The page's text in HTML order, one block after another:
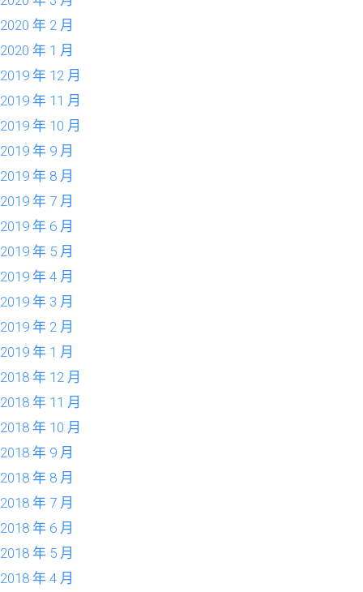
2020 年 2 月
2020 年 1 月
2019 年 12 月
2019 年 11 月
2019 年 10 月
2019 年 9 月
2019 年 8 月
2019 年 7 月
2019 年 6 月
2019 年 5 月
2019 年 4 月
2019 年 3 月
2019 年 2 月
2019 年 1 月
2018 年 12 月
2018 年 11 月
2018 年 10 月
2018 年 9 月
2018 年 8 月
2018 年 7 月
2018 年 6 月
2018 年 5 月
2018 年 4 月